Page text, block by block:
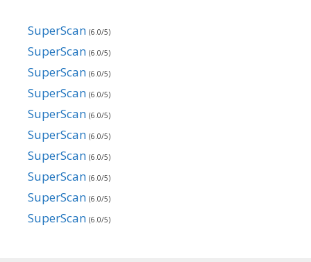
SuperScan (6.0/5)
SuperScan (6.0/5)
SuperScan (6.0/5)
SuperScan (6.0/5)
SuperScan (6.0/5)
SuperScan (6.0/5)
SuperScan (6.0/5)
SuperScan (6.0/5)
SuperScan (6.0/5)
SuperScan (6.0/5)